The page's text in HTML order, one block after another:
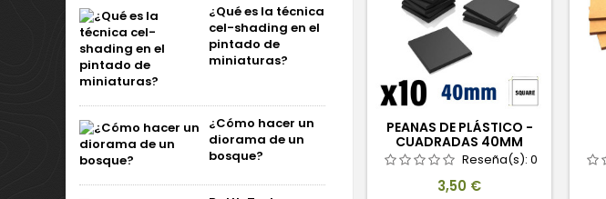
¿Qué es la técnica
cel-shading en el
pintado de
miniaturas?
¿Cómo hacer un
diorama de un
bosque?
PEANAS DE PLÁSTICO -
CUADRADAS 40MM
Reseña(s): 0
Precio
3,50 €